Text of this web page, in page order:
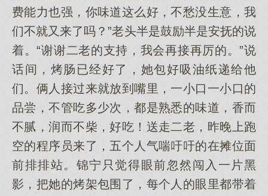
费能力也强，你味道这么好，不愁没生意，我
们不就又来了吗？”老头半是鼓励半是安抚的说
着。“谢谢二老的支持，我会再接再厉的。”说
话间，烤肠已经好了，她包好吸油纸递给他
们。俩人接过来就放到嘴里，一小口一小口的
品尝，不管吃多少次，都是熟悉的味道，香而
不腻，润而不柴，好吃！送走二老，昨晚上跑
空的程序员来了，五个人气喘吁吁的在摊位面
前排排站。锦宁只觉得眼前忽然闯入一片黑
影，把她的烤架包围了，每个人的眼里都带着